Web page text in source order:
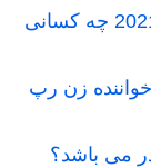
بهترین دیس رپ های جهان در سال 2021 چه کسانی
زن رپ
می باشد؟